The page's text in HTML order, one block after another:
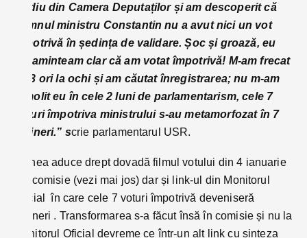
Mediu din Camera Deputaților și am descoperit că
domnul ministru Constantin nu a avut nici un vot
împotrivă în ședința de validare. Șoc și groază, eu
îmi aminteam clar că am votat împotrivă! M-am frecat
de 3 ori la ochi și am căutat înregistrarea; nu m-am
ramolit eu în cele 2 luni de parlamentarism, cele 7
voturi împotriva ministrului s-au metamorfozat în 7
abțineri.” scrie parlamentarul USR.
Zainea aduce drept dovadă filmul votului din 4 ianuarie
din comisie (vezi mai jos) dar și link-ul din Monitorul
Oficial în care cele 7 voturi împotrivă deveniseră
abțineri . Transformarea s-a făcut însă în comisie și nu la
Monitorul Oficial devreme ce într-un alt link cu sinteza